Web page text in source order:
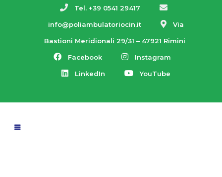
Tel. +39 0541 29417
info@poliambulatoriocin.it Via
Bastioni Meridionali 29/31 – 47921 Rimini
Facebook Instagram
LinkedIn YouTube